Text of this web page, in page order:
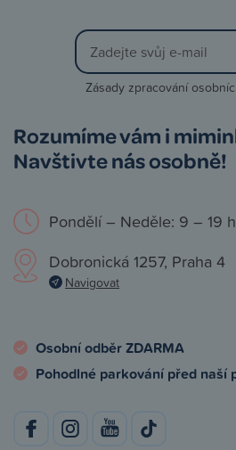
Zásady zpracování
Rozumíme vám i
Navštivte nás osobně!
Pondělí – Neděle: 9 – 19
Dobronická 1257, Praha 4
Navigovat
Osobní odběr ZDARMA
Pohodlné parkování před naší